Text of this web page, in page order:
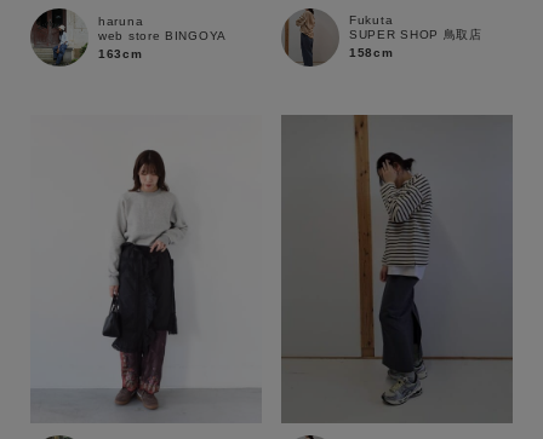
キーワード
MENS KIDS
haruna
web store BINGOYA
163cm
Fukuta
SUPER SHOP 鳥取店
158cm